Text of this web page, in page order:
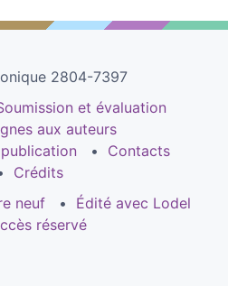
2804-7397
et évaluation
aux auteurs
Contacts
Crédits
neuf
Édité avec Lodel
réservé